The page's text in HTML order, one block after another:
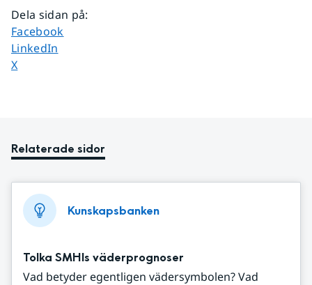
Dela sidan på:
Dela sidan på
Facebook
Dela sidan på
LinkedIn
Dela sidan på
X
Relaterade sidor
Kunskapsbanken
Tolka SMHIs väderprognoser
Vad betyder egentligen vädersymbolen? Vad